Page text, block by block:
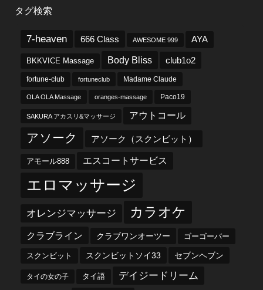
タグ検索
7-heaven 666 Class AWESOME 999 AYA
BKKVICE Massage Body Bliss club1o2
fortune-club fortuneclub Madame Claude
OLA OLA Massage oranges-massage Paco19
SAKURA アカスリ&マッサージ アウトコール
アソーク アソーク（スクンビット）
アモール888 エスコートサービス
エロマッサージ
オレンジマッサージ カラオケ
クラブライン クラブワンオーツー ゴーゴーバー
スクンビット スクンビットソイ33 セブンヘブン
タイの女の子 タイ語 デイジードリーム